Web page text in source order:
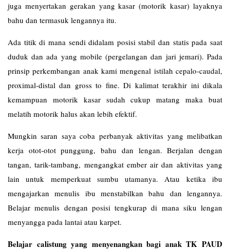
juga menyertakan gerakan yang kasar (motorik kasar) layaknya
bahu dan termasuk lengannya itu.
Ada titik di mana sendi didalam posisi stabil dan statis pada saat
duduk dan ada yang mobile (pergelangan dan jari jemari). Pada
prinsip perkembangan anak kami mengenal istilah cepalo-caudal,
proximal-distal dan gross to fine. Di kalimat terakhir ini dikala
kemampuan motorik kasar sudah cukup matang maka buat
melatih motorik halus akan lebih efektif.
Mungkin saran saya coba perbanyak aktivitas yang melibatkan
kerja otot-otot punggung, bahu dan lengan. Berjalan dengan
tangan, tarik-tambang, mengangkat ember air dan aktivitas yang
lain untuk memperkuat sumbu utamanya. Atau ketika ibu
mengajarkan menulis ibu menstabilkan bahu dan lengannya.
Belajar menulis dengan posisi tengkurap di mana siku lengan
menyangga pada lantai atau karpet.
Belajar calistung yang menyenangkan bagi anak TK PAUD